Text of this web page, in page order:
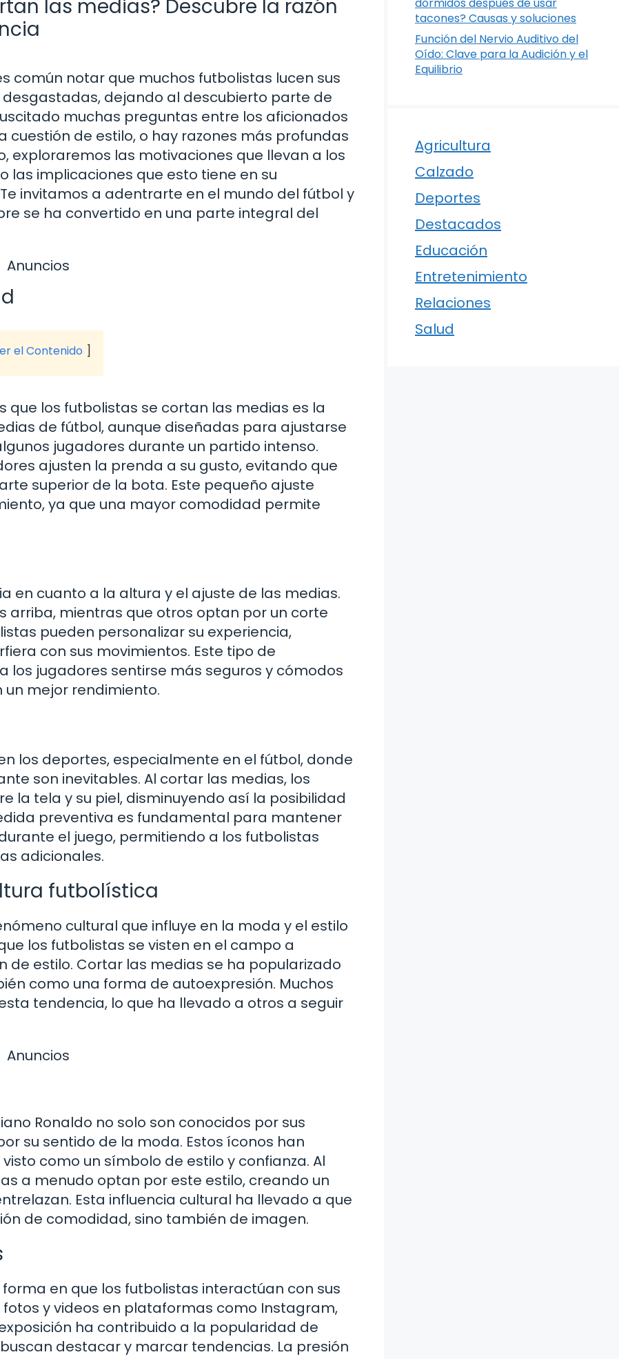
las medias? Descubre la razón
común notar que muchos futbolistas lucen sus
dejando al descubierto parte de
muchas preguntas entre los aficionados
cuestión de estilo, o hay razones más profundas
exploraremos las motivaciones que llevan a los
las implicaciones que esto tiene en su
invitamos a adentrarte en el mundo del fútbol y
se ha convertido en una parte integral del
Anuncios
el Contenido
que los futbolistas se cortan las medias es la
de fútbol, aunque diseñadas para ajustarse
jugadores durante un partido intenso.
ajusten la prenda a su gusto, evitando que
superior de la bota. Este pequeño ajuste
ya que una mayor comodidad permite
en cuanto a la altura y el ajuste de las medias.
arriba, mientras que otros optan por un corte
pueden personalizar su experiencia,
con sus movimientos. Este tipo de
los jugadores sentirse más seguros y cómodos
mejor rendimiento.
los deportes, especialmente en el fútbol, donde
son inevitables. Al cortar las medias, los
la tela y su piel, disminuyendo así la posibilidad
preventiva es fundamental para mantener
el juego, permitiendo a los futbolistas
adicionales.
futbolística
cultural que influye en la moda y el estilo
los futbolistas se visten en el campo a
de estilo. Cortar las medias se ha popularizado
como una forma de autoexpresión. Muchos
tendencia, lo que ha llevado a otros a seguir
Anuncios
Ronaldo no solo son conocidos por sus
su sentido de la moda. Estos íconos han
como un símbolo de estilo y confianza. Al
a menudo optan por este estilo, creando un
Esta influencia cultural ha llevado a que
de comodidad, sino también de imagen.
en que los futbolistas interactúan con sus
y videos en plataformas como Instagram,
ha contribuido a la popularidad de
destacar y marcar tendencias. La presión
tacones? Causas y soluciones
Función del Nervio Auditivo del
Oído: Clave para la Audición y el
Equilibrio
Agricultura
Calzado
Deportes
Destacados
Educación
Entretenimiento
Relaciones
Salud